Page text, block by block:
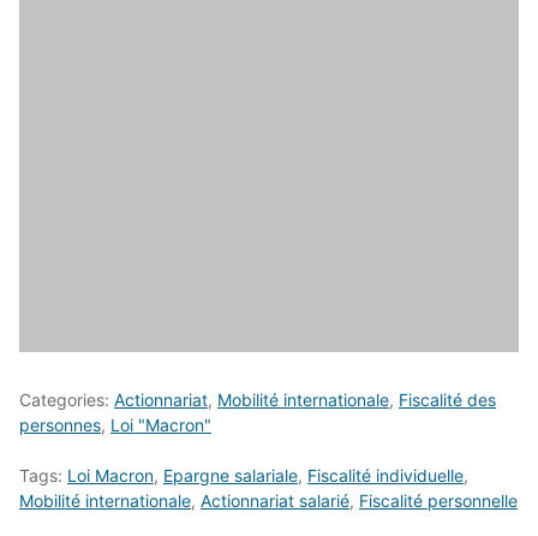
Categories: Actionnariat, Mobilité internationale, Fiscalité des
personnes, Loi "Macron"
Tags: Loi Macron, Epargne salariale, Fiscalité individuelle,
Mobilité internationale, Actionnariat salarié, Fiscalité personnelle